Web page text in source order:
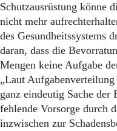
Schutzausrüstung könne
nicht mehr
des Gesundheitssystems
daran, dass die
Mengen keine Aufgabe
„Laut
ganz eindeutig Sache der
fehlende Vorsorge durch
inzwischen zur